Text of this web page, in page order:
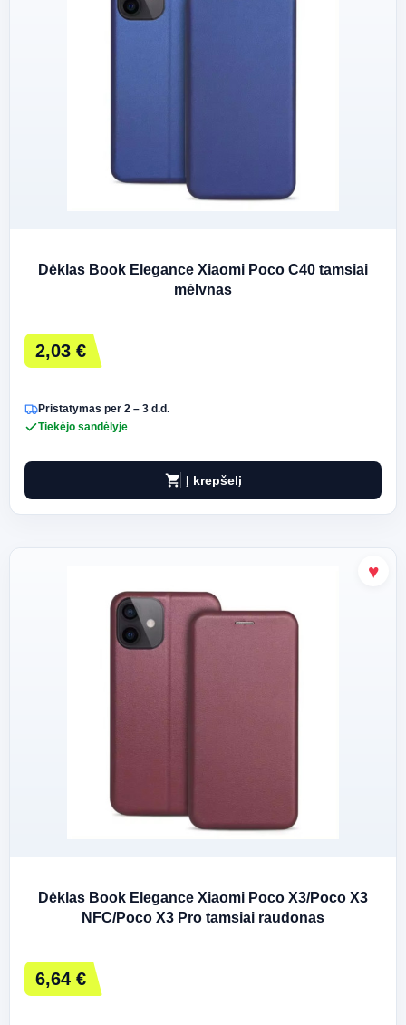
Dėklas Book Elegance Xiaomi Poco C40 tamsiai
mėlynas
2,03 €
Pristatymas per 2 – 3 d.d.
Tiekėjo sandėlyje
shopping_cart Į krepšelį
Dėklas Book Elegance Xiaomi Poco X3/Poco X3
NFC/Poco X3 Pro tamsiai raudonas
6,64 €